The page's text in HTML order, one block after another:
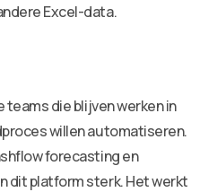
Excel-data.
die blijven werken in
willen automatiseren.
forecasting en
dit platform sterk. Het werkt